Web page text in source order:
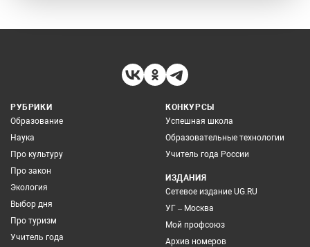
РУБРИКИ
Образование
Наука
Про культуру
Про закон
Экология
Выбор дня
Про туризм
Учитель года
КОНКУРСЫ
Успешная школа
Образовательные технологии
Учитель года России
ИЗДАНИЯ
Сетевое издание UG.RU
УГ – Москва
Мой профсоюз
Архив номеров